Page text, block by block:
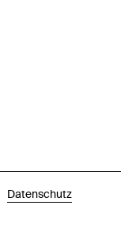
Datenschutz